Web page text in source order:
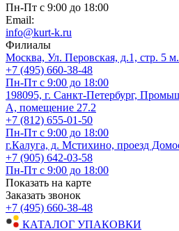
Пн-Пт с 9:00 до 18:00
Email:
info@kurt-k.ru
Филиалы
Москва, Ул. Перовская, д.1, стр. 5
+7 (495) 660-38-48
Пн-Пт с 9:00 до 18:00
198095, г. Санкт-Петербург,
А, помещение 27.2
+7 (812) 655-01-50
Пн-Пт с 9:00 до 18:00
г.Калуга, д. Мстихино, проезд
+7 (905) 642-03-58
Пн-Пт с 9:00 до 18:00
Показать на карте
Заказать звонок
+7 (495) 660-38-48
КАТАЛОГ УПАКОВКИ